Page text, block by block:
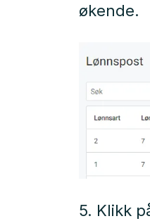
økende.
5. Klikk